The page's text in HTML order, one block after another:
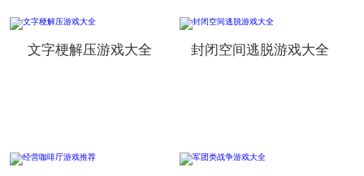
文字梗解压游戏大全 封闭空间逃脱游戏大全